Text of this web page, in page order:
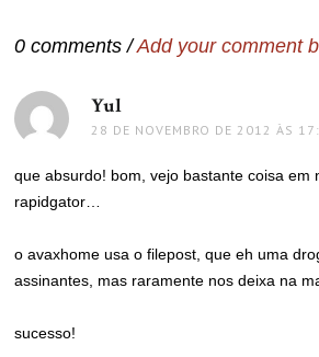
0 comments /Add your comment
Yul
28 DE NOVEMBRO DE 2012 ÀS
que absurdo! bom, vejo bastante coisa em
rapidgator…
o avaxhome usa o filepost, que eh uma
assinantes, mas raramente nos deixa na
sucesso!